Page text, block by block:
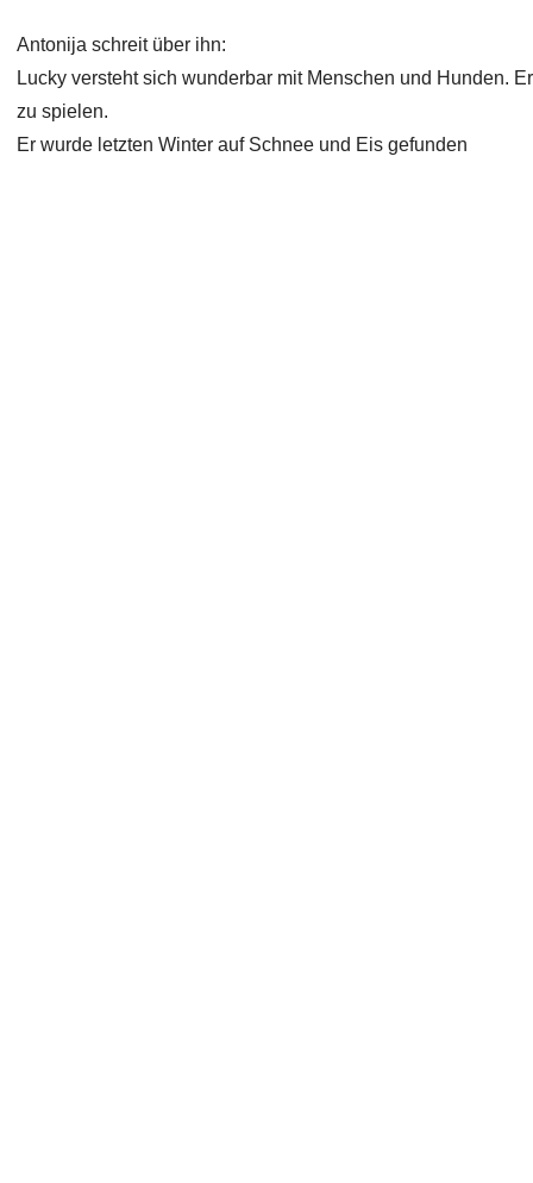
Antonija schreit über ihn:
Lucky versteht sich wunderbar mit Menschen und Hunden.
zu spielen.
Er wurde letzten Winter auf Schnee und Eis gefunden